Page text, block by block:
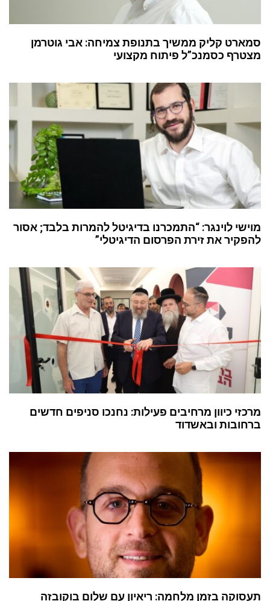
סמארט קליק ממשיך בתנופת צמיחה: אבי גוטרמן
מצטרף כסמנכ”ל פיתוח מקצועי
מוישי לוינגר: “התמכרנו בדיגיטל להמרות בלבד; אסור
להפקיר את זירת הפרסום הדיגיטלי”
מרכזי כיוון מרחיבים פעילות: נחנכו סניפים חדשים
ברחובות ובאשדוד
תעסוקה בזמן מלחמה: ריאיון עם שלום בוקובזה